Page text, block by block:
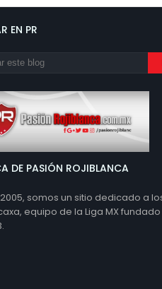
EN PR
DE PASIÓN ROJIBLANCA
somos un sitio dedicado a
equipo de la Liga MX